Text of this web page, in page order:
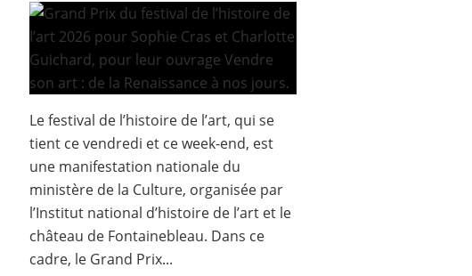
Le festival de l’histoire de l’art, qui se
tient ce vendredi et ce week-end, est
une manifestation nationale du
ministère de la Culture, organisée par
l’Institut national d’histoire de l’art et le
château de Fontainebleau. Dans ce
cadre, le Grand Prix...